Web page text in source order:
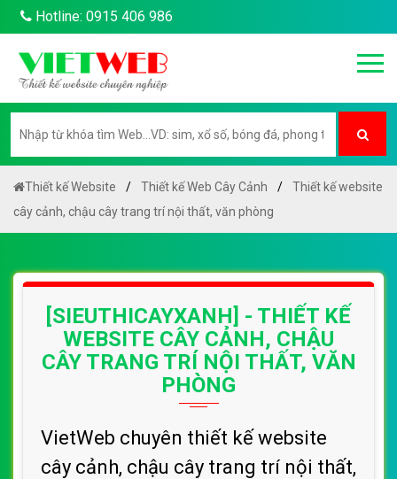
Hotline: 0915 406 986
Thiết kế Website Thiết kế Web Cây Cảnh
Thiết kế website
cây cảnh, chậu cây trang trí nội thất, văn phòng
[SIEUTHICAYXANH] - THIẾT KẾ
WEBSITE CÂY CẢNH, CHẬU
CÂY TRANG TRÍ NỘI THẤT, VĂN
PHÒNG
VietWeb chuyên thiết kế website
cây cảnh, chậu cây trang trí nội thất,